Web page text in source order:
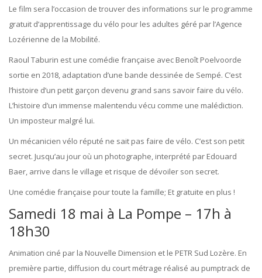
Le film sera l’occasion de trouver des informations sur le programme
gratuit d’apprentissage du vélo pour les adultes géré par l’Agence
Lozérienne de la Mobilité.
Raoul Taburin est une comédie française avec Benoît Poelvoorde
sortie en 2018, adaptation d’une bande dessinée de Sempé. C’est
l’histoire d’un petit garçon devenu grand sans savoir faire du vélo.
L’histoire d’un immense malentendu vécu comme une malédiction.
Un imposteur malgré lui.
Un mécanicien vélo réputé ne sait pas faire de vélo. C’est son petit
secret. Jusqu’au jour où un photographe, interprété par Edouard
Baer, arrive dans le village et risque de dévoiler son secret.
Une comédie française pour toute la famille; Et gratuite en plus !
Samedi 18 mai à La Pompe – 17h à
18h30
Animation ciné par la Nouvelle Dimension et le PETR Sud Lozère. En
première partie, diffusion du court métrage réalisé au pumptrack de